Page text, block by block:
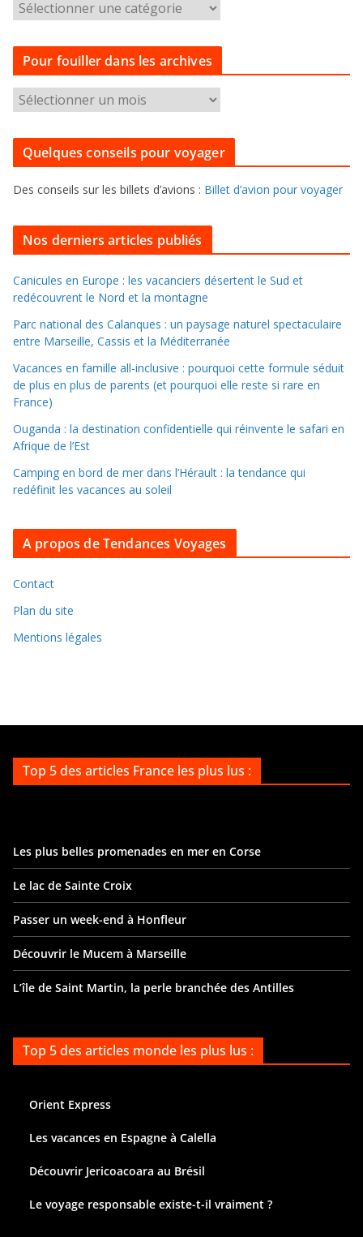
a
t
g
e
s
Pour fouiller dans les archives
o
u
o
l
l
e
r
d
n
s
e
a
i
v
e
Quelques conseils pour voyager
Des conseils sur les billets d’avions : Billet d’avion pour voyager
Nos derniers articles publiés
Canicules en Europe : les vacanciers désertent le Sud et
redécouvrent le Nord et la montagne
Parc national des Calanques : un paysage naturel spectaculaire
entre Marseille, Cassis et la Méditerranée
Vacances en famille all-inclusive : pourquoi cette formule séduit
de plus en plus de parents (et pourquoi elle reste si rare en
France)
Ouganda : la destination confidentielle qui réinvente le safari en
Afrique de l’Est
Camping en bord de mer dans l’Hérault : la tendance qui
redéfinit les vacances au soleil
A propos de Tendances Voyages
Contact
Plan du site
Mentions légales
Top 5 des articles France les plus lus :
Les plus belles promenades en mer en Corse
Le lac de Sainte Croix
Passer un week-end à Honfleur
Découvrir le Mucem à Marseille
L’île de Saint Martin, la perle branchée des Antilles
Top 5 des articles monde les plus lus :
Orient Express
Les vacances en Espagne à Calella
Découvrir Jericoacoara au Brésil
Le voyage responsable existe-t-il vraiment ?